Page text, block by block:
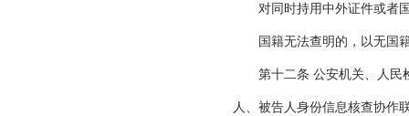
对同时持用中外证件或者国
国籍无法查明的，以无国籍
第十二条 公安机关、人民检
人、被告人身份信息核查协作